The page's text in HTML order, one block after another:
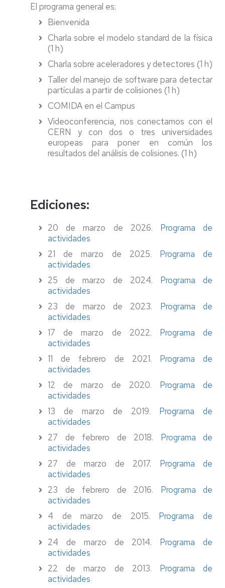
El programa general es:
Bienvenida
Charla sobre el modelo standard de la física
(1 h)
Charla sobre aceleradores y detectores (1 h)
Taller del manejo de software para detectar
partículas a partir de colisiones (1 h)
COMIDA en el Campus
Videoconferencia, nos conectamos con el
CERN y con dos o tres universidades
europeas para poner en común los
resultados del análisis de colisiones. (1 h)
Ediciones:
20 de marzo de 2026. Programa de
actividades
21 de marzo de 2025. Programa de
actividades
25 de marzo de 2024. Programa de
actividades
23 de marzo de 2023. Programa de
actividades
17 de marzo de 2022. Programa de
actividades
11 de febrero de 2021. Programa de
actividades
12 de marzo de 2020. Programa de
actividades
13 de marzo de 2019. Programa de
actividades
27 de febrero de 2018. Programa de
actividades
27 de marzo de 2017. Programa de
actividades
23 de febrero de 2016. Programa de
actividades
4 de marzo de 2015. Programa de
actividades
24 de marzo de 2014. Programa de
actividades
22 de marzo de 2013. Programa de
actividades